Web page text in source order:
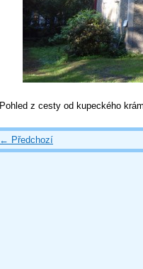
Pohled z cesty od kupeckého
← Předchozí